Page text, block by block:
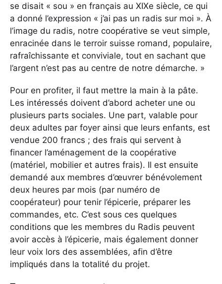
se disait « sou » en français au XIXe siècle, ce qui
a donné l’expression « j’ai pas un radis sur moi ». À
l’image du radis, notre coopérative se veut simple,
enracinée dans le terroir suisse romand, populaire,
rafraîchissante et conviviale, tout en sachant que
l’argent n’est pas au centre de notre démarche. »
Pour en profiter, il faut mettre la main à la pâte.
Les intéressés doivent d’abord acheter une ou
plusieurs parts sociales. Une part, valable pour
deux adultes par foyer ainsi que leurs enfants, est
vendue 200 francs ; des frais qui servent à
financer l’aménagement de la coopérative
(matériel, mobilier et autres frais). Il est ensuite
demandé aux membres d’œuvrer bénévolement
deux heures par mois (par numéro de
coopérateur) pour tenir l’épicerie, préparer les
commandes, etc. C’est sous ces quelques
conditions que les membres du Radis peuvent
avoir accès à l’épicerie, mais également donner
leur voix lors des assemblées, afin d’être
impliqués dans la totalité du projet.